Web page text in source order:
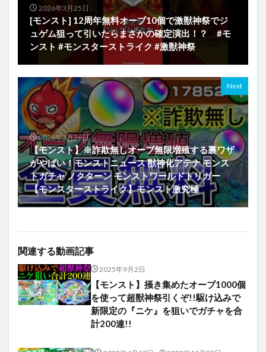
2026年3月25日
[モンスト] 12周年無料オーブ10個で激獣神祭でジ
ュゲム狙って引いたらまさかの確定演出！？ #モ
ンスト #モンスターストライク #激獣神祭
Next
2026年3月26日
【モンスト】※詐欺無しオーブ無限増殖する裏ワザ
がやばい！モンストニュース 獣神化アテナ モンス
トガチャ ノクターン モンストワールドトリガー
【モンスターストライク】モンスト激究極
関連する動画記事
2025年9月2日
【モンスト】掻き集めたオーブ1000個
を使って超獣神祭引くぞ!!駆け込みで
新限定の『ニケ』を狙いでガチャを合
計200連!!